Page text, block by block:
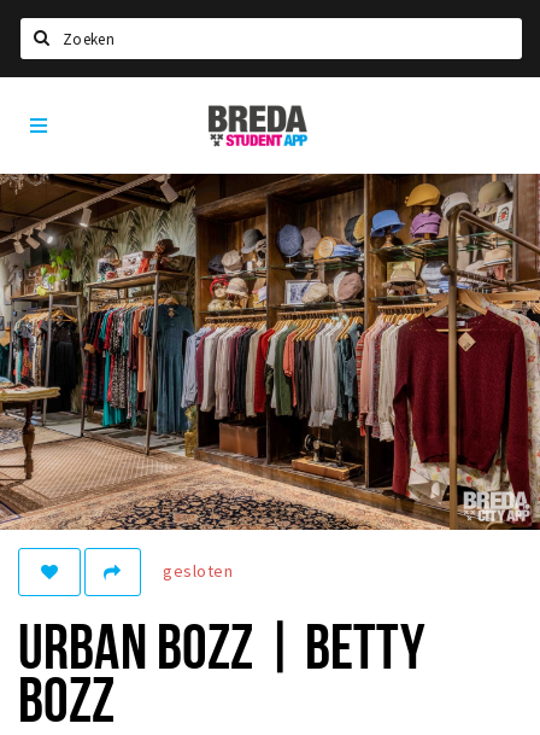
HOME
STUDEREN
Voel je thuis in Breda | GoodMood
Welkom in Breda
Studentenverenigingen
Studentenraad
Studentenroutes
New in town? Check FAQ!
WONEN
Woonruimte
Inschrijven gemeente
Zorgverzekering
Huisarts en eerste hulp
Q&A
Breda
Student
gesloten
URBAN BOZZ | BETTY
BOZZ